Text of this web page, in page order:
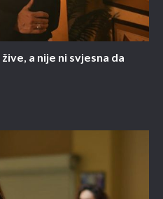
a nije ni svjesna da